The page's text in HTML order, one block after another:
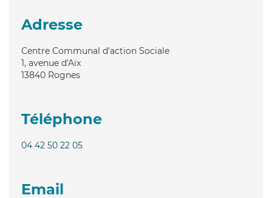
Adresse
Centre Communal d'action Sociale
1, avenue d'Aix
13840 Rognes
Téléphone
04 42 50 22 05
Email